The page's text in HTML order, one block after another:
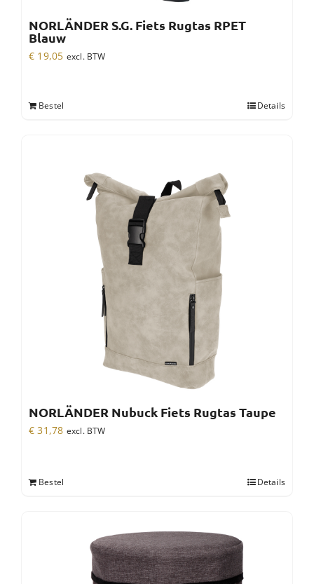
NORLÄNDER S.G. Fiets Rugtas RPET
Blauw
€ 19,05 excl. BTW
Bestel Details
NORLÄNDER Nubuck Fiets Rugtas Taupe
€ 31,78 excl. BTW
Bestel Details